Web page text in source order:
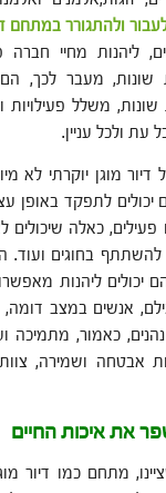
ולהתגורר במתחם
ליהנות מחיי חברה
שונות, מעבר לכך, הם
משלל פעילויות
ולכל עניין.
דיור מוגן יוקרתי לא
יכולים לתפקד באופן
כאלה שיכולים
להשתתף בחוגים
יכולים ליהנות
אנשים במצב
כאמור, מתמיכה
לצוות אבטחה ושמירה,
את איכות החיים
מתחם כמו דיור